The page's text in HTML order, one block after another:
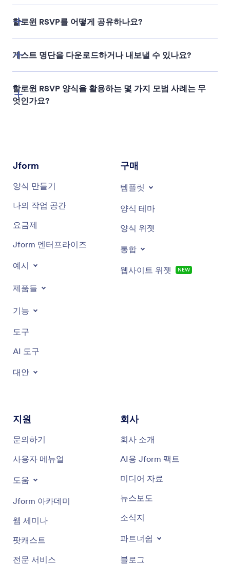
할로윈 RSVP를 어떻게 공유하나요?
게스트 명단을 다운로드하거나 내보낼 수 있나요?
할로윈 RSVP 양식을 활용하는 몇 가지 모범 사례는 무
엇인가요?
Jform
양식 만들기
나의 작업 공간
요금제
Jform 엔터프라이즈
예시
제품들
기능
도구
AI 도구
대안
구매
템플릿
양식 테마
양식 위젯
통합
웹사이트 위젯 NEW
지원
문의하기
사용자 메뉴얼
도움
Jform 아카데미
웹 세미나
팟캐스트
전문 서비스
회사
회사 소개
AI용 Jform 팩트
미디어 자료
뉴스보도
소식지
파트너쉽
블로그